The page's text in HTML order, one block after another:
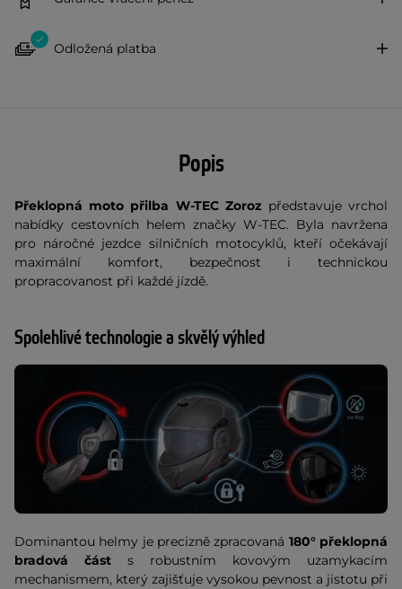
Odložená platba
Popis
Překlopná moto přilba W-TEC Zorozpředstavuje vrchol
nabídky cestovních helem značky W-TEC. Byla navržena
pro náročné jezdce silničních motocyklů, kteří očekávají
maximální komfort, bezpečnost i technickou
propracovanost při každé jízdě.
Spolehlivé technologie a skvělý výhled
Dominantou helmy je precizně zpracovaná 180° překlopná
bradová část s robustním kovovým uzamykacím
mechanismem, který zajišťuje vysokou pevnost a jistotu při